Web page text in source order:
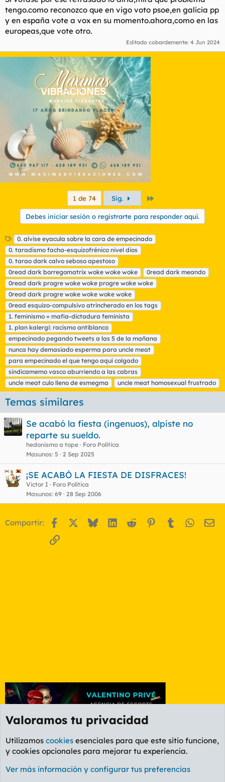
tengo.como reconozco que en vigo voto psoe,en galicia pp
y en españa vote a vox en su momento.ahora,como en las
europeas,que vote otro.
Editado cobardemente: 4 Jun 2024
1 de 74 Sig.
Debes iniciar sesión o registrarte para responder aquí.
E
t
i
q
u
e
t
a
s
0. alvise eyacula sobre la cara de empecinado
0. taradismo facha-esquizofrénico nivel dios
0. tarao dark calvo seboso apestoso
0read dark borregomatrix woke woke woke
0read dark meando
0read dark progre woke woke progre woke woke
0read dark progre woke woke woke woke
0read esquizo-compulsivo atrincherado en los tags
1. feminismo = mafia-dictadura feminista
1. plan kalergi: racismo antiblanco
empecinado pegando tweets a las 5 de la mañana
nunca hay demasiado esperma para uncle meat
para empecinado el que tengo aquí colgado
sindicamemo vasco aburriendo a las cabras
uncle meat culo lleno de esmegma
uncle meat homosexual frustrado
Temas similares
Se acabó la fiesta (ingenuos), alpiste no
reparte su sueldo.
hedonismo a tope
Foro Política
Masunos 5 2 Sep 2025
¡SE ACABÓ LA FIESTA DE DISFRACES!
Victor I
Foro Política
Masunos 69 28 Sep 2006
Compartir: Facebook BlueskyLinkedIn
Reddit Pinterest
Tumblr
Enlace
Foro Política
Cookies
PL OLDSTYLE AMARILLO
Valoramos tu privacidad
Utilizamos cookies esenciales para que este sitio funcione,
y cookies opcionales para mejorar tu experiencia.
Ver más información y configurar tus preferencias